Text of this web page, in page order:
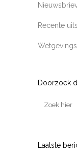
Recente
Doorzoek
Laatste